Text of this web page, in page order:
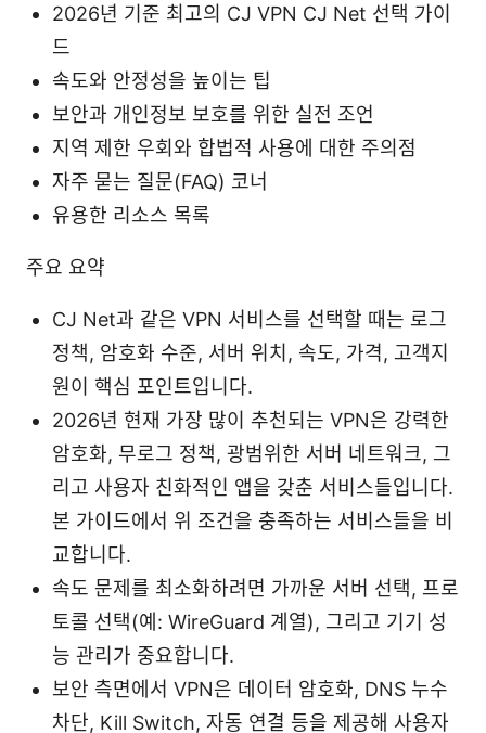
2026년 기준 최고의 CJ VPN CJ Net 선택 가이
드
속도와 안정성을 높이는 팁
보안과 개인정보 보호를 위한 실전 조언
지역 제한 우회와 합법적 사용에 대한 주의점
자주 묻는 질문(FAQ) 코너
유용한 리소스 목록
주요 요약
CJ Net과 같은 VPN 서비스를 선택할 때는 로그
정책, 암호화 수준, 서버 위치, 속도, 가격, 고객지
원이 핵심 포인트입니다.
2026년 현재 가장 많이 추천되는 VPN은 강력한
암호화, 무로그 정책, 광범위한 서버 네트워크, 그
리고 사용자 친화적인 앱을 갖춘 서비스들입니다.
본 가이드에서 위 조건을 충족하는 서비스들을 비
교합니다.
속도 문제를 최소화하려면 가까운 서버 선택, 프로
토콜 선택(예: WireGuard 계열), 그리고 기기 성
능 관리가 중요합니다.
보안 측면에서 VPN은 데이터 암호화, DNS 누수
차단, Kill Switch, 자동 연결 등을 제공해 사용자